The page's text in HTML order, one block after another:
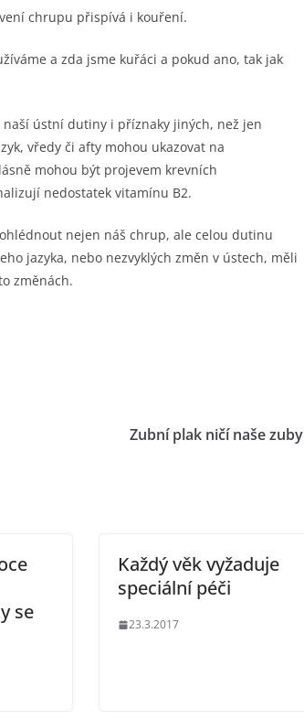
chrupu přispívá i kouření.
a zda jsme kuřáci a pokud ano, tak jak
ústní dutiny i příznaky jiných, než jen
vředy či afty mohou ukazovat na
mohou být projevem krevních
nedostatek vitamínu B2.
nejen náš chrup, ale celou dutinu
jazyka, nebo nezvyklých změn v ústech, měli
změnách.
Zubní plak ničí naše zuby
se
Každý věk vyžaduje
speciální péči
23.3.2017